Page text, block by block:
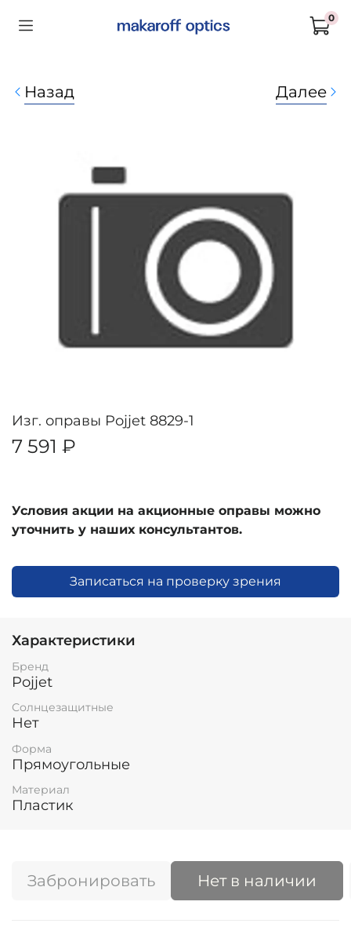
0
Назад Далее
Изг. оправы Pojjet 8829-1
7 591 ₽
Условия акции на акционные оправы можно
уточнить у наших консультантов.
Записаться на проверку зрения
Характеристики
Бренд
Pojjet
Солнцезащитные
Нет
Форма
Прямоугольные
Материал
Пластик
Забронировать Нет в наличии